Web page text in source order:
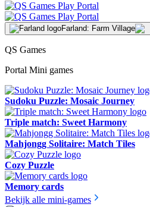
Farland: Farm Village
QS Games
Portal Mini games
Sudoku Puzzle: Mosaic Journey
Triple match: Sweet Harmony
Mahjongg Solitaire: Match Tiles
Cozy Puzzle
Memory cards
Bekijk alle mini-games